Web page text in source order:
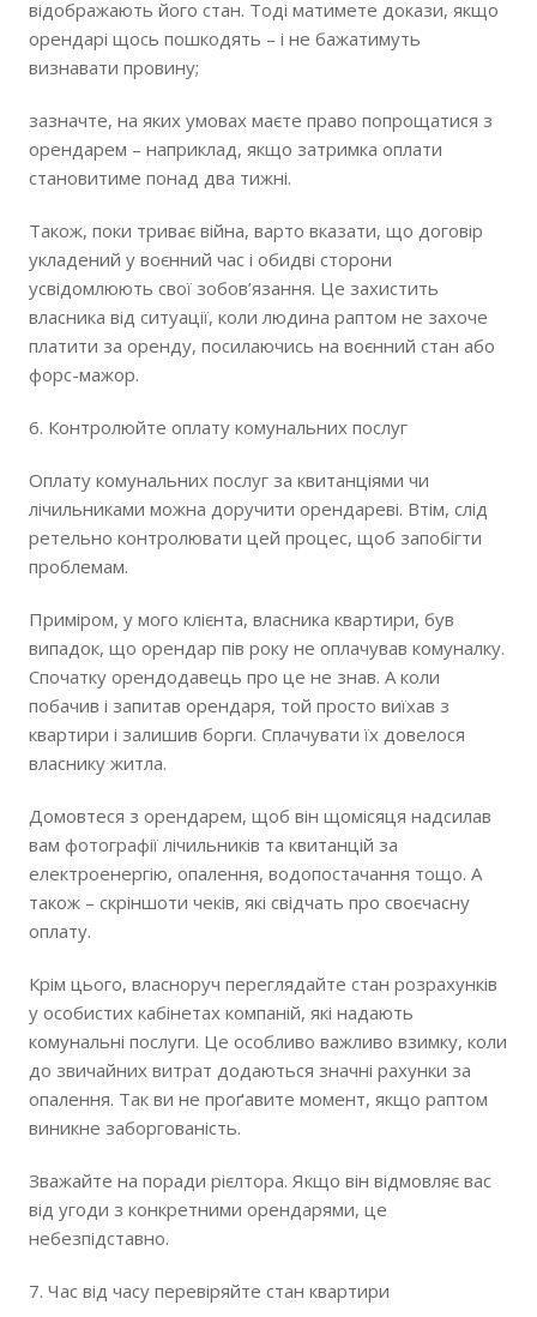
відображають його стан. Тоді матимете докази, якщо
орендарі щось пошкодять – і не бажатимуть
визнавати провину;
зазначте, на яких умовах маєте право попрощатися з
орендарем – наприклад, якщо затримка оплати
становитиме понад два тижні.
Також, поки триває війна, варто вказати, що договір
укладений у воєнний час і обидві сторони
усвідомлюють свої зобов’язання. Це захистить
власника від ситуації, коли людина раптом не захоче
платити за оренду, посилаючись на воєнний стан або
форс-мажор.
6. Контролюйте оплату комунальних послуг
Оплату комунальних послуг за квитанціями чи
лічильниками можна доручити орендареві. Втім, слід
ретельно контролювати цей процес, щоб запобігти
проблемам.
Приміром, у мого клієнта, власника квартири, був
випадок, що орендар пів року не оплачував комуналку.
Спочатку орендодавець про це не знав. А коли
побачив і запитав орендаря, той просто виїхав з
квартири і залишив борги. Сплачувати їх довелося
власнику житла.
Домовтеся з орендарем, щоб він щомісяця надсилав
вам фотографії лічильників та квитанцій за
електроенергію, опалення, водопостачання тощо. А
також – скріншоти чеків, які свідчать про своєчасну
оплату.
Крім цього, власноруч переглядайте стан розрахунків
у особистих кабінетах компаній, які надають
комунальні послуги. Це особливо важливо взимку, коли
до звичайних витрат додаються значні рахунки за
опалення. Так ви не проґавите момент, якщо раптом
виникне заборгованість.
Зважайте на поради рієлтора. Якщо він відмовляє вас
від угоди з конкретними орендарями, це
небезпідставно.
7. Час від часу перевіряйте стан квартири